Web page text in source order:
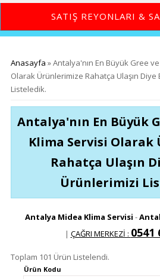
SATIŞ REYONLARI &
Buradasınız
Anasayfa » Antalya'nın En Büyük Gree
Olarak Ürünlerimize Rahatça Ulaşın
Listeledik.
Antalya'nın En Büyük
Klima Servisi
Rahatça Ulaşın
Ürünlerimizi
Antalya Midea Klima Servisi -
| ÇAĞRI MERKEZİ : 0541
Toplam 101 Ürün Listelendi.
Ürün Kodu